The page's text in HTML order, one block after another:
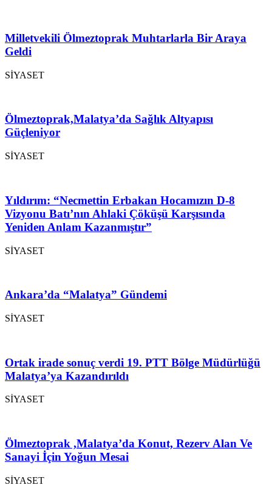
Milletvekili Ölmeztoprak Muhtarlarla Bir Araya
Geldi
SİYASET
Ölmeztoprak,Malatya’da Sağlık Altyapısı
Güçleniyor
SİYASET
Yıldırım: “Necmettin Erbakan Hocamızın D-8
Vizyonu Batı’nın Ahlaki Çöküşü Karşısında
Yeniden Anlam Kazanmıştır”
SİYASET
Ankara’da “Malatya” Gündemi
SİYASET
Ortak irade sonuç verdi 19. PTT Bölge Müdürlüğü
Malatya’ya Kazandırıldı
SİYASET
Ölmeztoprak ,Malatya’da Konut, Rezerv Alan Ve
Sanayi İçin Yoğun Mesai
SİYASET